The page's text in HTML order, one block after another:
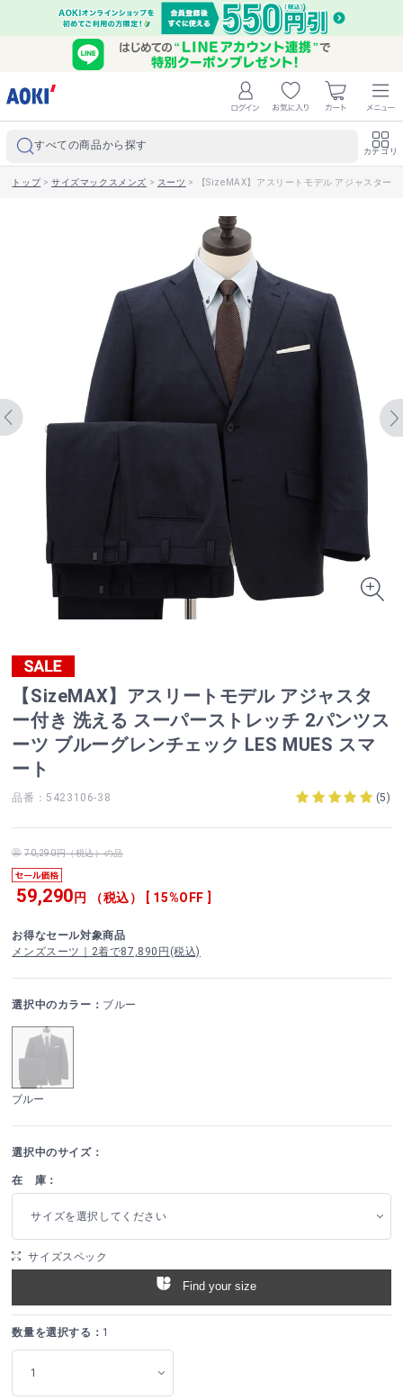
すべての商品から探す カテゴリ
トップ>サイズマックスメンズ > スーツ > 【SizeMAX】アスリートモデル アジャスター
【SizeMAX】アスリートモデル アジャスタ
ー付き 洗える スーパーストレッチ 2パンツス
ーツ ブルーグレンチェック LES MUES スマ
ート
品番：5423106-38 (5)
70,290円（税込）の品
59,290 円 （税込） [ 15%OFF ]
お得なセール対象商品
メンズスーツ｜2着で87,890円(税込)
選択中のカラー： ブルー
ブルー
選択中のサイズ：
在 庫：
サイズを選択してください
サイズスペック
Find your size
数量を選択する： 1